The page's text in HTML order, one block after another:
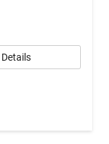
Details